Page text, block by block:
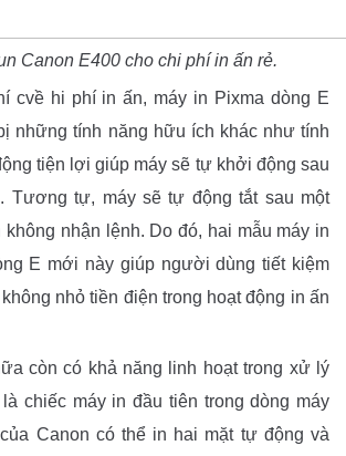
Canon E400 cho chi phí in ấn rẻ.
cvề hi phí in ấn, máy in Pixma dòng E
những tính năng hữu ích khác như tính
tiện lợi giúp máy sẽ tự khởi động sau
Tương tự, máy sẽ tự động tắt sau một
không nhận lệnh. Do đó, hai mẫu máy in
E mới này giúp người dùng tiết kiệm
nhỏ tiền điện trong hoạt động in ấn
còn có khả năng linh hoạt trong xử lý
chiếc máy in đầu tiên trong dòng máy
Canon có thể in hai mặt tự động và